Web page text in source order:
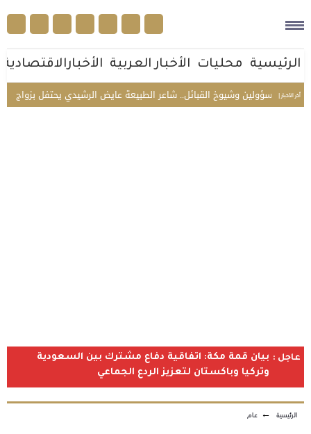
الرئيسية محليات الأخبار العربية الأخبارالاقتصادية
أخر الأخبار | وشيوخ القبائل.. شاعر الطبيعة عايض الرشيدي يحتفل بزواج نجله
عاجل : بيان قمة مكة: اتفاقية دفاع مشترك بين السعودية
وتركيا وباكستان لتعزيز الردع الجماعي
الرئيسية ← عام